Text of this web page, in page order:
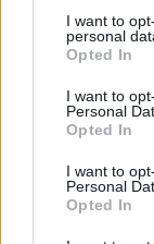
I want to
personal
Opted In
I want to
Personal
Opted In
I want to
Personal
Opted In
durante gran
descenso,
Su trayectoria
numerosos
cuatro
entre el